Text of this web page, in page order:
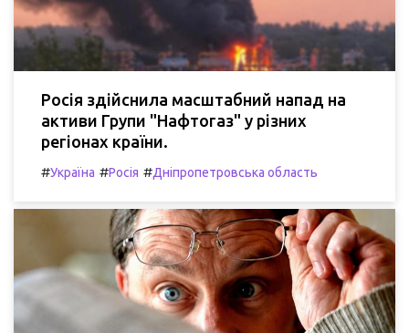
Росія здійснила масштабний напад на
активи Групи "Нафтогаз" у різних
регіонах країни.
#Україна #Росія #Дніпропетровська область